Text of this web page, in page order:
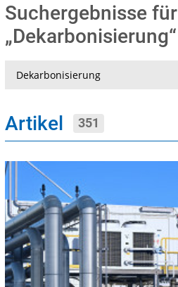
Suchergebnisse für
„Dekarbonisierung“
Artikel 351